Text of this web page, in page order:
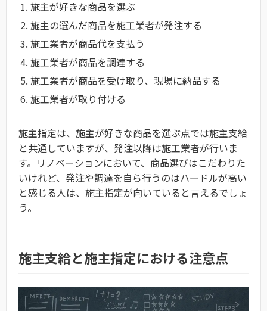
施主が好きな商品を選ぶ
施主の選んだ商品を施工業者が発注する
施工業者が商品代を支払う
施工業者が商品を調達する
施工業者が商品を受け取り、現場に納品する
施工業者が取り付ける
施主指定は、施主が好きな商品を選ぶ点では施主支給
と共通していますが、発注以降は施工業者が行いま
す。リノベーションにおいて、商品選びはこだわりた
いけれど、発注や調達を自ら行うのはハードルが高い
と感じる人は、施主指定が向いていると言えるでしょ
う。
施主支給と施主指定における注意点